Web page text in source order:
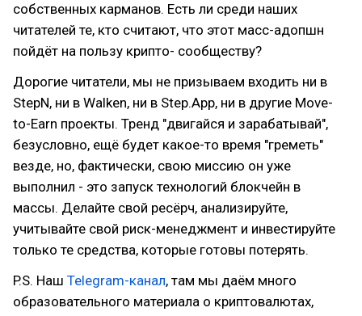
собственных карманов. Есть ли среди наших
читателей те, кто считают, что этот масс-адопшн
пойдёт на пользу крипто- сообществу?
Дорогие читатели, мы не призываем входить ни в
StepN, ни в Walken, ни в Step.App, ни в другие Move-
to-Earn проекты. Тренд "двигайся и зарабатывай",
безусловно, ещё будет какое-то время "греметь"
везде, но, фактически, свою миссию он уже
выполнил - это запуск технологий блокчейн в
массы. Делайте свой ресёрч, анализируйте,
учитывайте свой риск-менеджмент и инвестируйте
только те средства, которые готовы потерять.
P.S. Наш Telegram-канал, там мы даём много
образовательного материала о криптовалютах,